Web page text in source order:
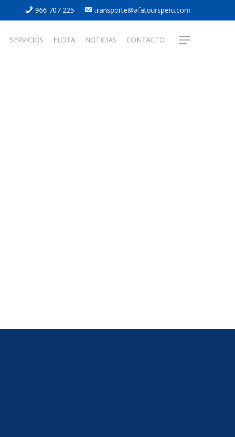
966 707 225 transporte@afatoursperu.com
SERVICIOS FLOTA NOTICIAS CONTACTO Menu